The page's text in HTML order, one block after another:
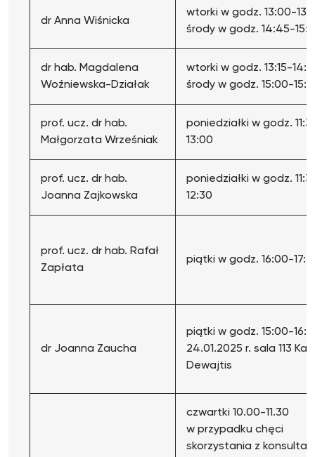
dr Anna Wiśnicka
wtorki w godz. 13:00-
środy w godz. 14:45-
dr hab. Magdalena
Woźniewska-Działak
wtorki w godz. 13:15-
środy w godz. 15:00-
prof. ucz. dr hab.
Małgorzata Wrześniak
poniedziałki w godz.
13:00
prof. ucz. dr hab.
Joanna Zajkowska
poniedziałki w godz.
12:30
prof. ucz. dr hab. Rafał
Zapłata
piątki w godz. 16:00-
dr Joanna Zaucha
piątki w godz. 15:00-
24.01.2025 r. sala 113
Dewajtis
czwartki 10.00-11.30
w przypadku chęci
skorzystania z